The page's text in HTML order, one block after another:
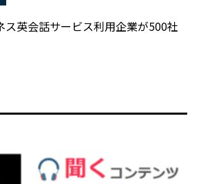
ス英会話サービス利用企業が500社